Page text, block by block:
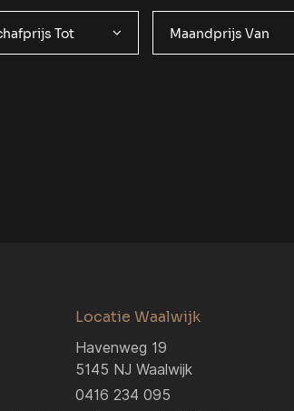
Tot Maandprijs Van
Locatie Waalwijk
Havenweg 19
5145 NJ Waalwijk
0416 234 095